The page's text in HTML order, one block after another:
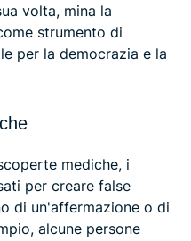
volta, mina la
strumento di
per la democrazia e la
mediche, i
per creare false
di un'affermazione o di
alcune persone